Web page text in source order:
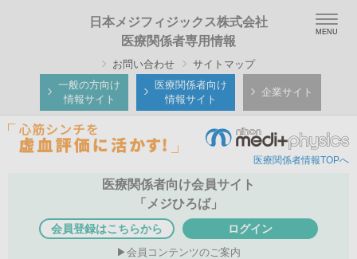
ン
日本メジフィジックス株式会社
医療関係者専用情報
お問い合わせ
サイトマップ
一般の方向け
情報サイト
医療関係者向け
情報サイト
企業サイト
医療関係者情報TOPへ
医療関係者向け会員サイト
「メジひろば」
会員登録はこちらから ログイン
会員コンテンツのご案内